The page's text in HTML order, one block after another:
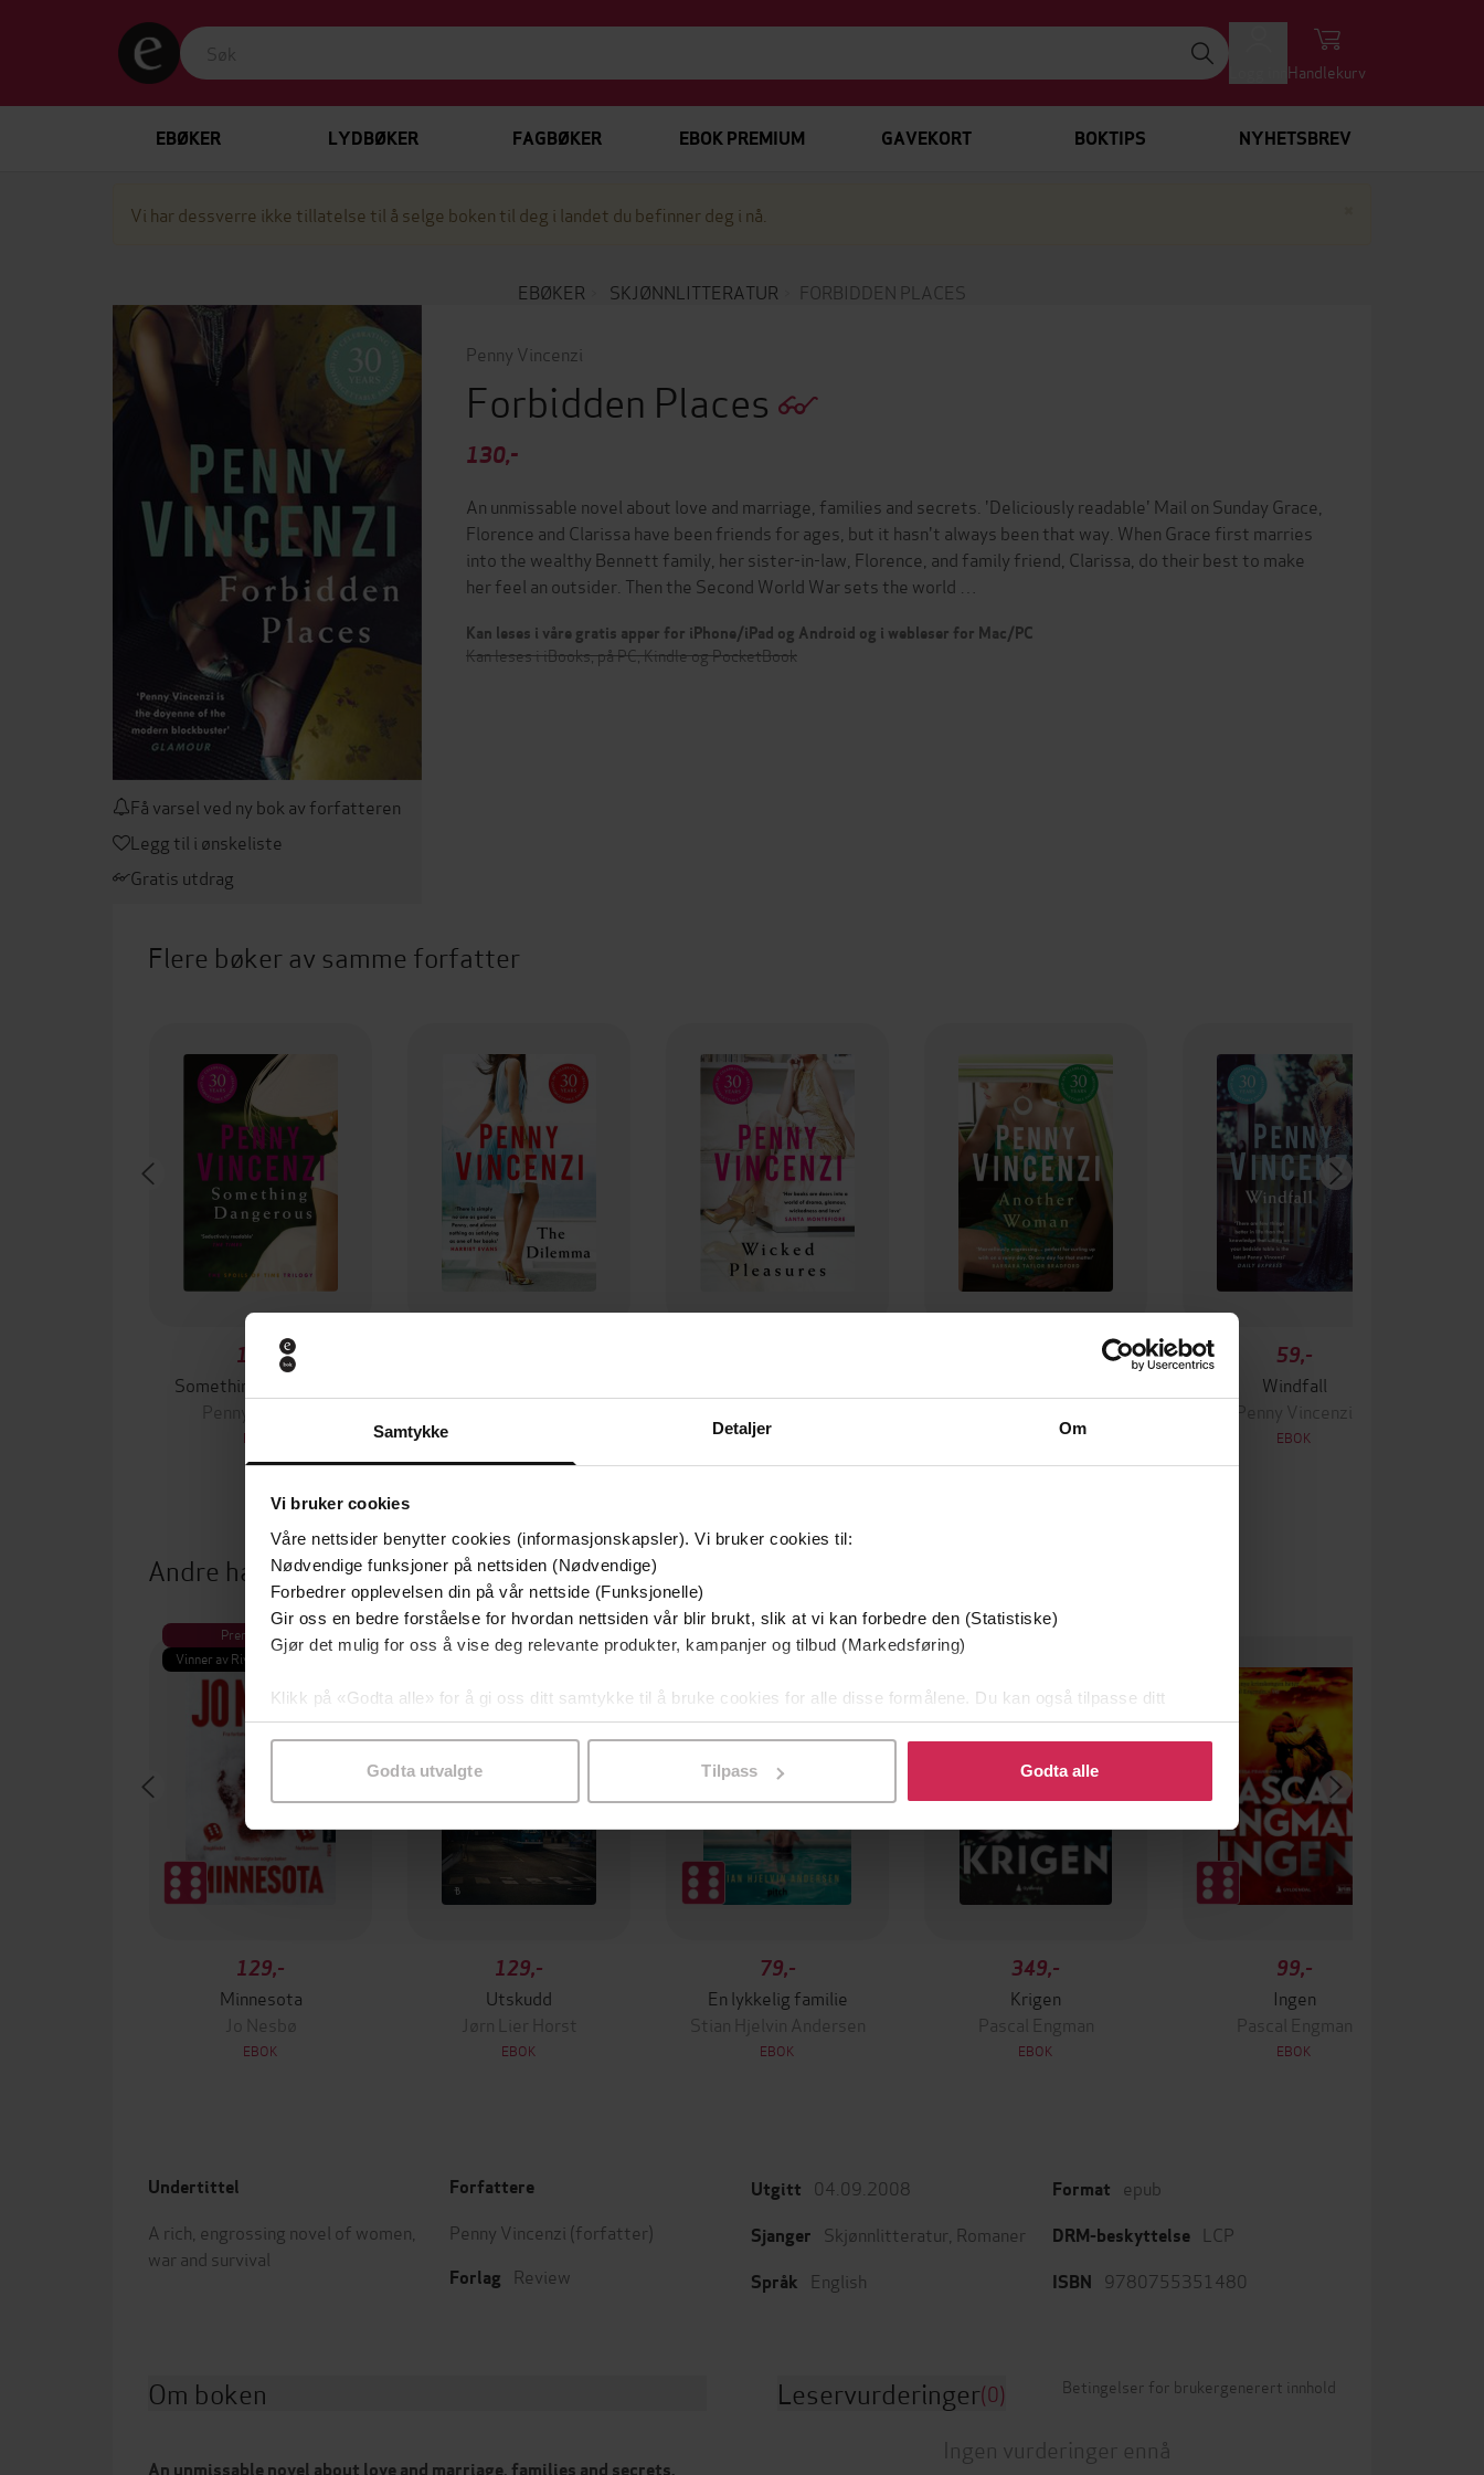
Samtykke Detaljer Om
Vi bruker cookies
Våre nettsider benytter cookies (informasjonskapsler). Vi bruker cookies til:
Nødvendige funksjoner på nettsiden (Nødvendige)
Forbedrer opplevelsen din på vår nettside (Funksjonelle)
Gir oss en bedre forståelse for hvordan nettsiden vår blir brukt, slik at vi kan forbedre den (Statistiske)
Gjør det mulig for oss å vise deg relevante produkter, kampanjer og tilbud (Markedsføring)
Klikk på «Godta alle» for å gi oss ditt samtykke til å bruke cookies for alle disse formålene. Du kan også tilpasse ditt
samtykke til spesifikke formål ved å klikke på «Tilpass». Du kan når som helst trekke tilbake eller endre ditt samtykke.
Godta utvalgte Tilpass Godta alle
Handlekurv
EBØKER LYDBØKER FAGBØKER EBOK PREMIUM GAVEKORT BOKTIPS NYHETSBREV
Vi har dessverre ikke tillatelse til å selge boken til deg i landet du befinner deg i nå.
EBØKER SKJØNNLITTERATUR FORBIDDEN PLACES
Få varsel ved ny bok av forfatteren
Legg til i ønskeliste
Gratis utdrag
Penny Vincenzi
Forbidden Places
130,-
An unmissable novel about love and marriage, families and secrets. 'Deliciously readable' Mail on Sunday Grace,
Florence and Clarissa have been friends for ages, but it hasn't always been that way. When Grace first marries
into the wealthy Bennett family, her sister-in-law, Florence, and family friend, Clarissa, do their best to make
her feel an outsider. Then the Second World War sets the world …
Kan leses i våre gratis apper for iPhone/iPad og Android og i webleser for Mac/PC
Kan leses i iBooks, på PC, Kindle og PocketBook
Flere bøker av samme forfatter
130,-
Something Dangerous
Penny Vincenzi
EBOK EBOK
59,-
Windfall
Penny Vincenzi
EBOK
Andre har også kjøpt
Premium
Vinner av Rivertonprisen
129,-
Minnesota
Jo Nesbø
EBOK
Første gang på tilbud
129,-
Utskudd
Jørn Lier Horst
EBOK
79,-
En lykkelig familie
Stian Hjelvin Andersen
EBOK
349,-
Krigen
Pascal Engman
EBOK
99,-
Ingen
Pascal Engman
EBOK
Undertittel
A rich, engrossing novel of women,
war and survival
Forfattere
Penny Vincenzi (forfatter)
Forlag Review
Utgitt 04.09.2008
Sjanger Skjønnlitteratur Romaner
Språk English
Format epub
DRM-beskyttelse LCP
ISBN 9780755351480
Om boken
An unmissable novel about love and marriage, families and secrets.
Leservurderinger(0) Betingelser for brukergenerert innhold
Ingen vurderinger ennå